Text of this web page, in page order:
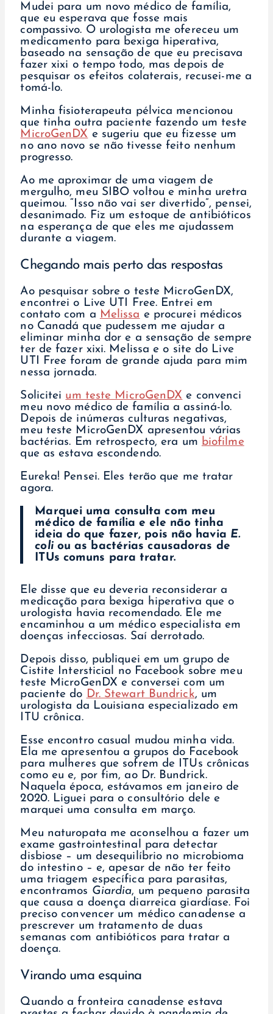
Mudei para um novo médico de família,
que eu esperava que fosse mais
compassivo. O urologista me ofereceu um
medicamento para bexiga hiperativa,
baseado na sensação de que eu precisava
fazer xixi o tempo todo, mas depois de
pesquisar os efeitos colaterais, recusei-me a
tomá-lo.
Minha fisioterapeuta pélvica mencionou
que tinha outra paciente fazendo um teste
MicroGenDX e sugeriu que eu fizesse um
no ano novo se não tivesse feito nenhum
progresso.
Ao me aproximar de uma viagem de
mergulho, meu SIBO voltou e minha uretra
queimou. “Isso não vai ser divertido”, pensei,
desanimado. Fiz um estoque de antibióticos
na esperança de que eles me ajudassem
durante a viagem.
Chegando mais perto das respostas
Ao pesquisar sobre o teste MicroGenDX,
encontrei o Live UTI Free. Entrei em
contato com a Melissa e procurei médicos
no Canadá que pudessem me ajudar a
eliminar minha dor e a sensação de sempre
ter de fazer xixi. Melissa e o site do Live
UTI Free foram de grande ajuda para mim
nessa jornada.
Solicitei um teste MicroGenDX e convenci
meu novo médico de família a assiná-lo.
Depois de inúmeras culturas negativas,
meu teste MicroGenDX apresentou várias
bactérias. Em retrospecto, era um biofilme
que as estava escondendo.
Eureka! Pensei. Eles terão que me tratar
agora.
Marquei uma consulta com meu
médico de família e ele não tinha
ideia do que fazer, pois não havia E.
coliou as bactérias causadoras de
ITUs comuns para tratar.
Ele disse que eu deveria reconsiderar a
medicação para bexiga hiperativa que o
urologista havia recomendado. Ele me
encaminhou a um médico especialista em
doenças infecciosas. Saí derrotado.
Depois disso, publiquei em um grupo de
Cistite Intersticial no Facebook sobre meu
teste MicroGenDX e conversei com um
paciente do Dr. Stewart Bundrick, um
urologista da Louisiana especializado em
ITU crônica.
Esse encontro casual mudou minha vida.
Ela me apresentou a grupos do Facebook
para mulheres que sofrem de ITUs crônicas
como eu e, por fim, ao Dr. Bundrick.
Naquela época, estávamos em janeiro de
2020. Liguei para o consultório dele e
marquei uma consulta em março.
Meu naturopata me aconselhou a fazer um
exame gastrointestinal para detectar
disbiose – um desequilíbrio no microbioma
do intestino – e, apesar de não ter feito
uma triagem específica para parasitas,
encontramos Giardia, um pequeno parasita
que causa a doença diarreica giardíase. Foi
preciso convencer um médico canadense a
prescrever um tratamento de duas
semanas com antibióticos para tratar a
doença.
Virando uma esquina
Quando a fronteira canadense estava